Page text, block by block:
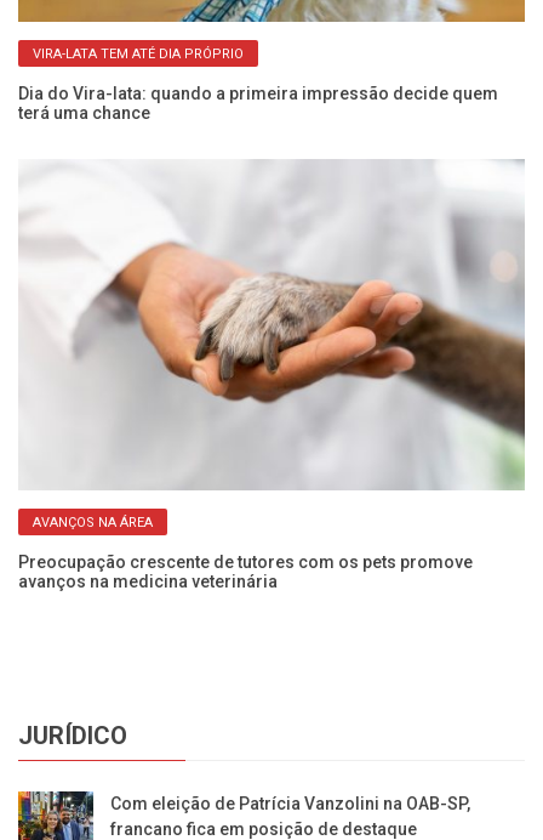
VIRA-LATA TEM ATÉ DIA PRÓPRIO
Dia do Vira-lata: quando a primeira impressão decide quem
terá uma chance
AVANÇOS NA ÁREA
Preocupação crescente de tutores com os pets promove
avanços na medicina veterinária
JURÍDICO
Com eleição de Patrícia Vanzolini na OAB-SP,
francano fica em posição de destaque